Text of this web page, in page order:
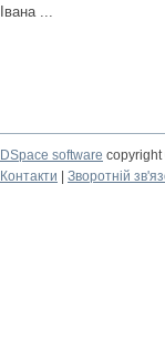
Івана ...
DSpace software
Контакти
Зворотній